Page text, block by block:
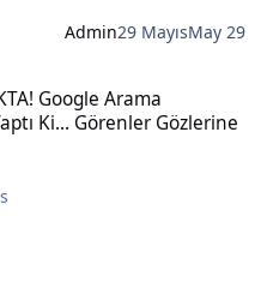
Admin29 MayısMay 29
Google Arama
Ki... Görenler Gözlerine